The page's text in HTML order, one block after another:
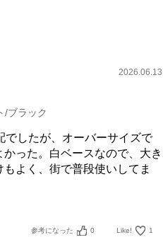
2026.06.13
/ブラック
でしたが、オーバーサイズで
った。白ベースなので、大き
よく、街で普段使いしてま
参考になった 0 Like! 1